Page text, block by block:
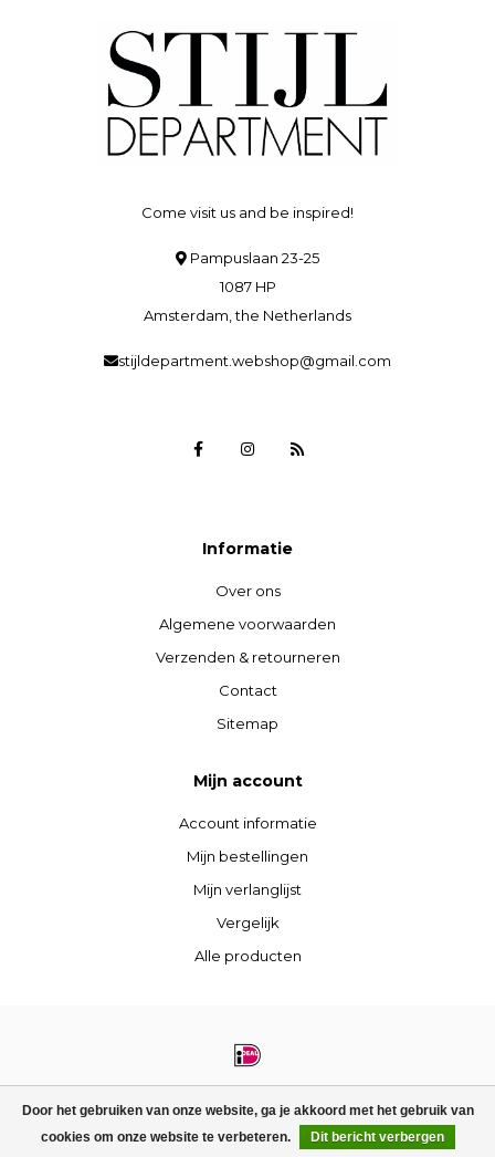
Door het gebruiken van onze website, ga je akkoord met het gebruik van
cookies om onze website te verbeteren.
Dit bericht verbergen
Come visit us and be inspired!
Pampuslaan 23-25
1087 HP
Amsterdam, the Netherlands
stijldepartment.webshop@gmail.com
Informatie
Over ons
Algemene voorwaarden
Verzenden & retourneren
Contact
Sitemap
Mijn account
Account informatie
Mijn bestellingen
Mijn verlanglijst
Vergelijk
Alle producten
© Copyright 2026 STIJLdepartment - Powered byLightspeed- Theme by
Dyvelopment